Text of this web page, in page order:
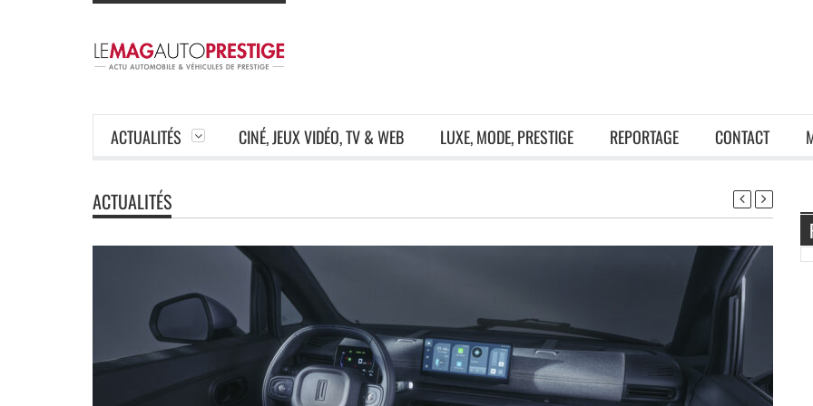
ACTUALITÉS CINÉ, JEUX VIDÉO, TV & WEB LUXE, MODE, PRESTIGE REPORTAGE CONTACT
ACTUALITÉS